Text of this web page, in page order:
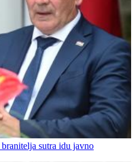
sutra idu javno